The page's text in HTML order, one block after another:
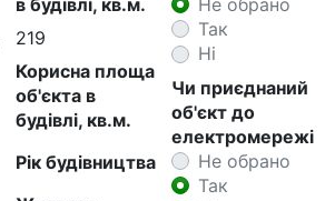
219
Корисна площа
об'єкта в
будівлі, кв.м.
Рік будівництва
Так
Ні
Чи приєднаний
об'єкт до
електромережі
Не обрано
Так